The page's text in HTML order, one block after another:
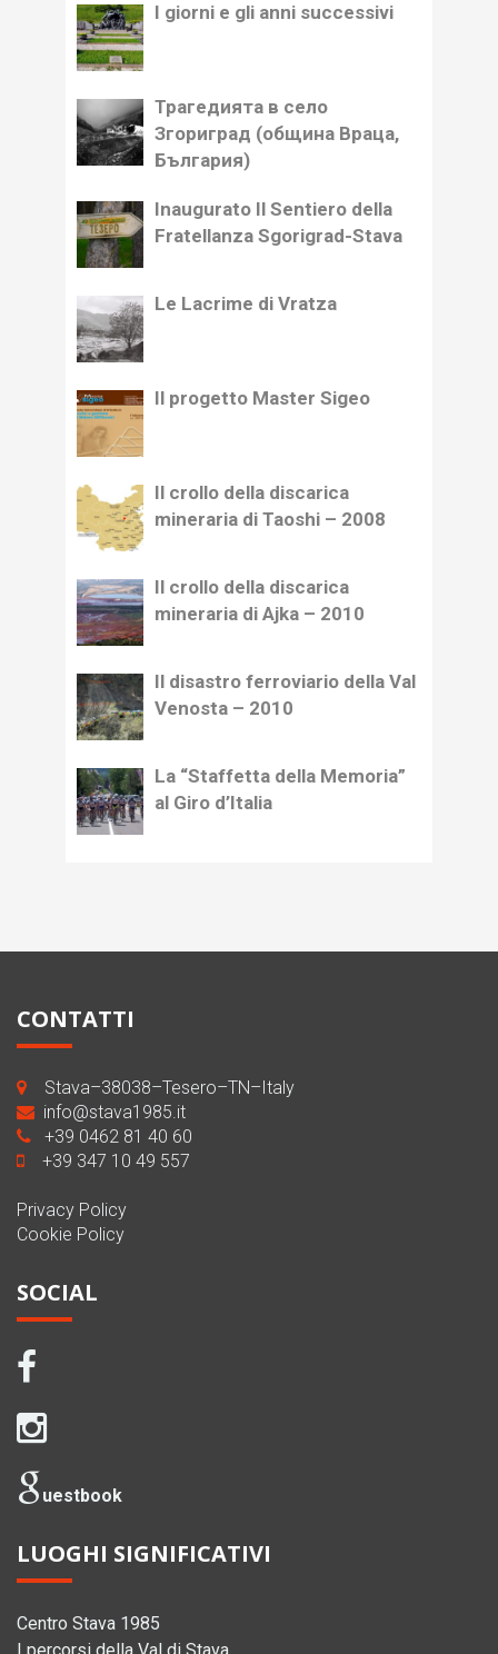
I giorni e gli anni successivi
Трагедията в село
Згориград (община Враца,
България)
Inaugurato Il Sentiero della
Fratellanza Sgorigrad-Stava
Le Lacrime di Vratza
Il progetto Master Sigeo
Il crollo della discarica
mineraria di Taoshi – 2008
Il crollo della discarica
mineraria di Ajka – 2010
Il disastro ferroviario della Val
Venosta – 2010
La “Staffetta della Memoria”
al Giro d’Italia
CONTATTI
Stava–38038–Tesero–TN–Italy
info@stava1985.it
+39 0462 81 40 60
+39 347 10 49 557
Privacy Policy
Cookie Policy
SOCIAL
uestbook
LUOGHI SIGNIFICATIVI
Centro Stava 1985